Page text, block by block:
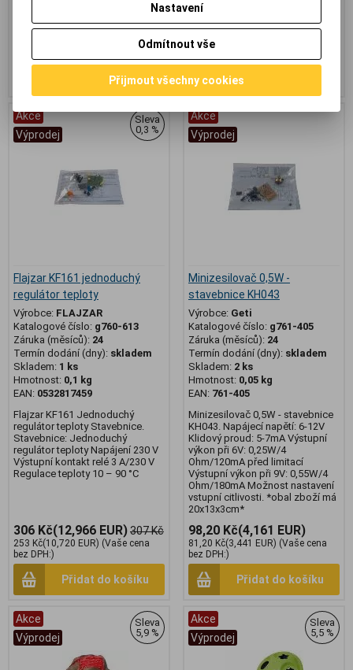
803 Kč
(Vaše cena
Přidat do košíku
286 Kč
292,60 Kč
236,40 Kč
bez DPH:)
Přidat do košíku
Akce
Výprodej
Sleva
0,3 %
Flajzar KF161 jednoduchý
regulátor teploty
Výrobce: FLAJZAR
Katalogové číslo: g760-613
Záruka (měsíců): 24
Termín dodání (dny): skladem
Skladem: 1 ks
Hmotnost: 0,1 kg
EAN: 0532817459
Flajzar KF161 Jednoduchý
regulátor teploty Stavebnice.
Stavebnice: Jednoduchý
regulátor teploty Napájení 230 V
Výstupní kontakt relé 3 A/230 V
Regulace teploty 10 – 90 °C
306 Kč(12,966 EUR)307 Kč
253 Kč(10,720 EUR) (Vaše cena
bez DPH:)
Přidat do košíku
Akce
Výprodej
Minizesilovač 0,5W -
stavebnice KH043
Výrobce: Geti
Katalogové číslo: g761-405
Záruka (měsíců): 24
Termín dodání (dny): skladem
Skladem: 2 ks
Hmotnost: 0,05 kg
EAN: 761-405
Minizesilovač 0,5W - stavebnice
KH043. Napájecí napětí: 6-12V
Klidový proud: 5-7mA Výstupní
výkon při 6V: 0,25W/4
Ohm/120mA před limitací
Výstupní výkon při 9V: 0,55W/4
Ohm/180mA Možnost nastavení
vstupní citlivosti. *obal zboží má
20x13x3cm*
98,20 Kč(4,161 EUR)
81,20 Kč(3,441 EUR) (Vaše cena
bez DPH:)
Přidat do košíku
Akce
Výprodej
Sleva
5,9 %
Akce
Výprodej
Sleva
5,5 %
Nastavení
Odmítnout vše
Přijmout všechny cookies